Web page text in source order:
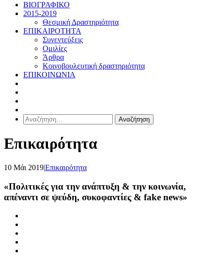
ΒΙΟΓΡΑΦΙΚΟ
2015-2019
Θεσμική Δραστηριότητα
ΕΠΙΚΑΙΡΟΤΗΤΑ
Συνεντεύξεις
Ομιλίες
Άρθρα
Κοινοβουλευτική δραστηριότητα
ΕΠΙΚΟΙΝΩΝΙΑ
Αναζήτηση
για:
Επικαιρότητα
10 Μάι 2019|Επικαιρότητα
«Πολιτικές για την ανάπτυξη & την κοινωνία,
απέναντι σε ψεύδη, συκοφαντίες & fake news»